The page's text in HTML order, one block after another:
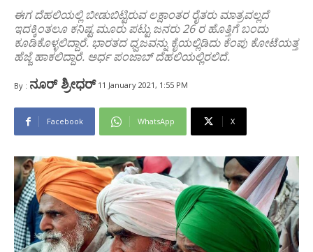
ಈಗ ದೆಹಲಿಯಲ್ಲಿ ಬೀಡುಬಿಟ್ಟಿರುವ ಲಕ್ಷಾಂತರ ರೈತರು ಮಾತ್ರವಲ್ಲದೆ
ಇದಕ್ಕಿಂತಲೂ ಕನಿಷ್ಟ ಮೂರು ಪಟ್ಟು ಜನರು 26 ರ ಹೊತ್ತಿಗೆ ಬಂದು
ಕೂಡಿಕೊಳ್ಳಲಿದ್ದಾರೆ. ಭಾರತದ ಧ್ವಜವನ್ನು ಕೈಯಲ್ಲಿಡಿದು ಕೆಂಪು ಕೋಟೆಯತ್ತ
ಹೆಜ್ಜೆ ಹಾಕಲಿದ್ದಾರೆ. ಅರ್ಧ ಪಂಜಾಬ್ ದೆಹಲಿಯಲ್ಲಿರಲಿದೆ.
By : ನೂರ್‌ ಶ್ರೀಧರ್‌ 11 January 2021, 1:55 PM
Facebook WhatsApp X